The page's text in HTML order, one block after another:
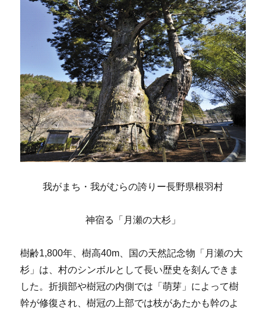
我がまち・我がむらの誇りー長野県根羽村
神宿る「月瀬の大杉」
樹齢1,800年、樹高40m、国の天然記念物「月瀬の大
杉」は、村のシンボルとして長い歴史を刻んできま
した。折損部や樹冠の内側では「萌芽」によって樹
幹が修復され、樹冠の上部では枝があたかも幹のよ